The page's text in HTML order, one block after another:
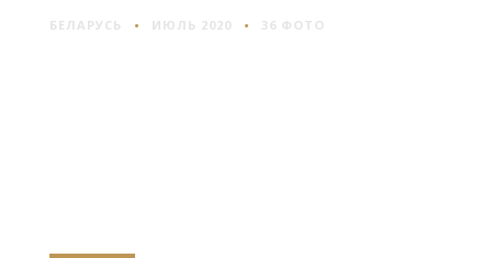
БЕЛАРУСЬ ИЮЛЬ 2020 36 ФОТО